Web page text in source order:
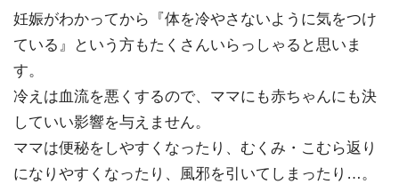
妊娠がわかってから『体を冷やさないように気をつけ
ている』という方もたくさんいらっしゃると思いま
す。
冷えは血流を悪くするので、ママにも赤ちゃんにも決
していい影響を与えません。
ママは便秘をしやすくなったり、むくみ・こむら返り
になりやすくなったり、風邪を引いてしまったり…。